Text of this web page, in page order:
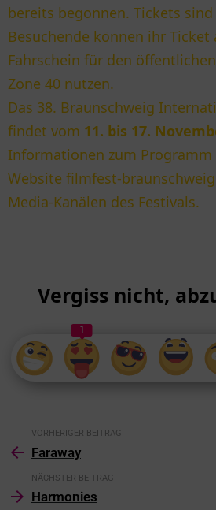
bereits begonnen. Tickets
Besuchende können ihr Ticket
Fahrschein für den
Zone 40 nutzen.
Das 38. Braunschweig
findet vom 11. bis 17.
Informationen zum
Website filmfest-
Media-Kanälen des Festivals.
Vergiss nicht,
1
VORHERIGER BEITRAG
Faraway
NÄCHSTER BEITRAG
Harmonies